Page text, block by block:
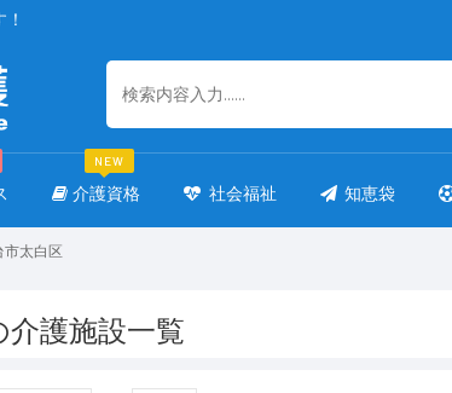
介護資格
NEW
社会福祉 知恵袋
市太白区
護施設一覧